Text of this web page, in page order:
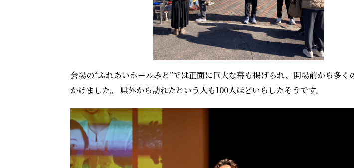
会場の“ふれあいホールみと”では正面に巨大な幕も掲げられ、開場前から多く
かけました。 県外から訪れたという人も100人ほどいらしたそうです。